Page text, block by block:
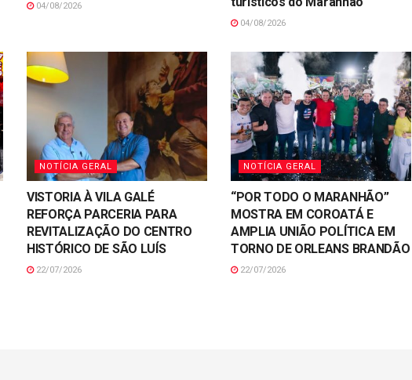
04/08/2026
04/08/2026
NOTÍCIA GERAL
VISTORIA À VILA GALÉ
REFORÇA PARCERIA PARA
REVITALIZAÇÃO DO CENTRO
HISTÓRICO DE SÃO LUÍS
22/07/2026
NOTÍCIA GERAL
“POR TODO O MARANHÃO”
MOSTRA EM COROATÁ E
AMPLIA UNIÃO POLÍTICA EM
TORNO DE ORLEANS BRANDÃO
22/07/2026